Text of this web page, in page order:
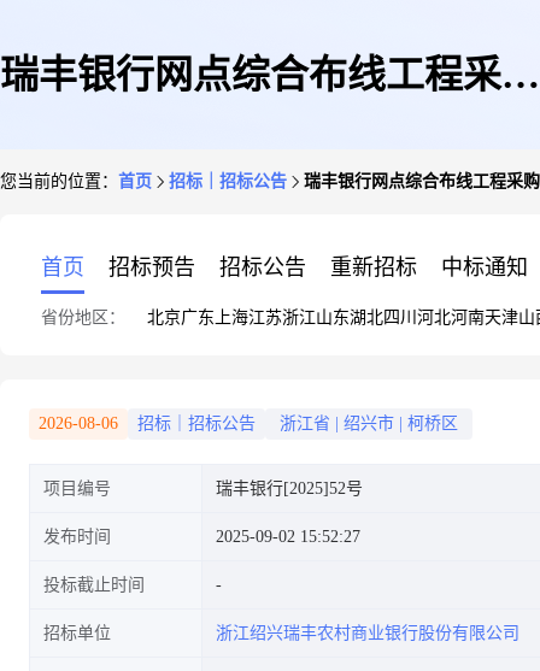
瑞丰银行网点综合布线工程采购
您当前的位置： 首页 招标｜招标公告 瑞丰银行网点综合布线工程采
首页 招标预告 招标公告 重新招标 中标通知
省份地区： 北京广东 上海江苏浙江山东湖北四川 河北河南天津山
2026-08-06 招标｜招标公告 浙江省 绍兴市 柯桥区
项目编号 瑞丰银行[2025]52号
发布时间 2025-09-02 15:52:27
投标截止时间
招标单位 浙江绍兴瑞丰农村商业银行股份有限公司